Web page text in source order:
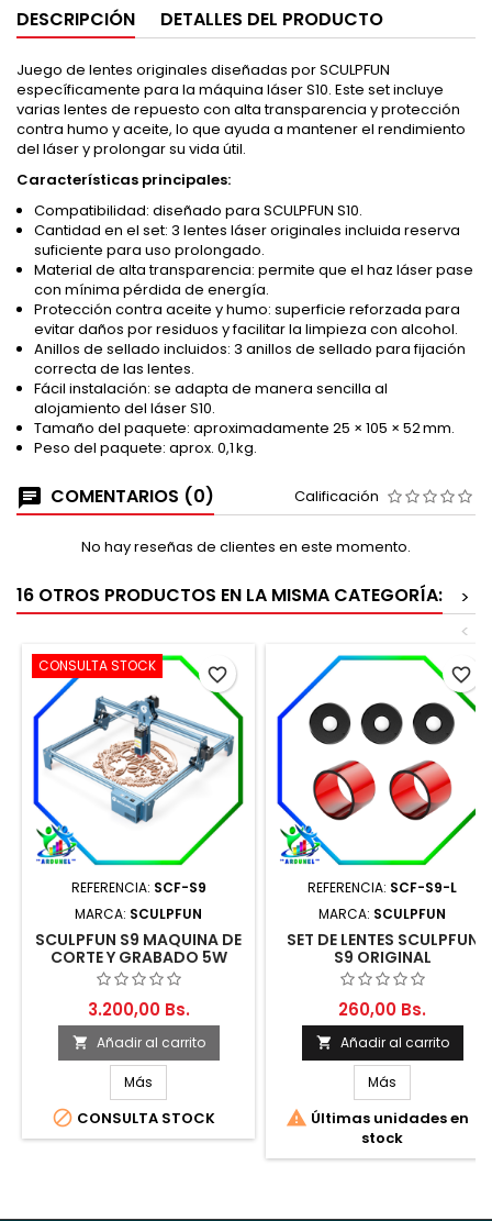
DESCRIPCIÓN DETALLES DEL PRODUCTO
Juego de lentes originales diseñadas por SCULPFUN
específicamente para la máquina láser S10. Este set incluye
varias lentes de repuesto con alta transparencia y protección
contra humo y aceite, lo que ayuda a mantener el rendimiento
del láser y prolongar su vida útil.
Características principales:
Compatibilidad: diseñado para SCULPFUN S10.
Cantidad en el set: 3 lentes láser originales incluida reserva
suficiente para uso prolongado.
Material de alta transparencia: permite que el haz láser pase
con mínima pérdida de energía.
Protección contra aceite y humo: superficie reforzada para
evitar daños por residuos y facilitar la limpieza con alcohol.
Anillos de sellado incluidos: 3 anillos de sellado para fijación
correcta de las lentes.
Fácil instalación: se adapta de manera sencilla al
alojamiento del láser S10.
Tamaño del paquete: aproximadamente 25 × 105 × 52 mm.
Peso del paquete: aprox. 0,1 kg.
COMENTARIOS (0) Calificación
No hay reseñas de clientes en este momento.
16 OTROS PRODUCTOS EN LA MISMA CATEGORÍA:
>
<
CONSULTA STOCK
REFERENCIA: SCF-S9
MARCA: SCULPFUN
SCULPFUN S9 MAQUINA DE
CORTE Y GRABADO 5W
3.200,00 Bs.
 Añadir al carrito
Más
 CONSULTA STOCK
favorite_border
REFERENCIA: SCF-S9-L
MARCA: SCULPFUN
SET DE LENTES SCULPFUN
S9 ORIGINAL
260,00 Bs.
 Añadir al carrito
Más
 Últimas unidades en
stock
favorite_border